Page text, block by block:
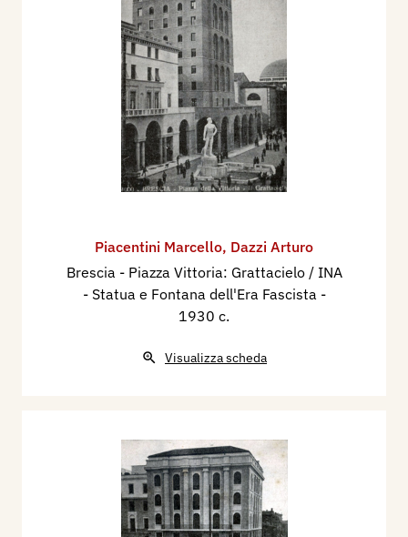
Piacentini Marcello, Dazzi Arturo
Brescia - Piazza Vittoria: Grattacielo / INA
- Statua e Fontana dell'Era Fascista -
1930 c.
Visualizza scheda